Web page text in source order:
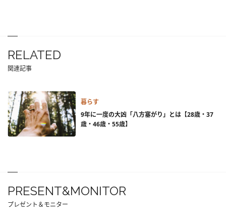
RELATED
関連記事
暮らす
9年に一度の大凶「八方塞がり」とは【28歳・37
歳・46歳・55歳】
PRESENT&MONITOR
プレゼント＆モニター